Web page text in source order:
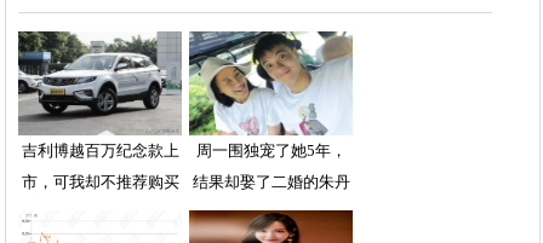
吉利博越百万纪念款上
市，可我却不推荐购买
周一围独宠了她5年，
结果却娶了二婚的朱丹